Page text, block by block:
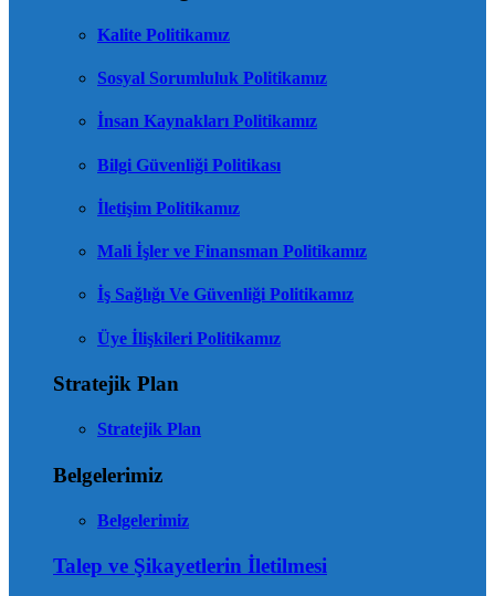
Kalite Politikamız
Sosyal Sorumluluk Politikamız
İnsan Kaynakları Politikamız
Bilgi Güvenliği Politikası
İletişim Politikamız
Mali İşler ve Finansman Politikamız
İş Sağlığı Ve Güvenliği Politikamız
Üye İlişkileri Politikamız
Stratejik Plan
Stratejik Plan
Belgelerimiz
Belgelerimiz
Talep ve Şikayetlerin İletilmesi